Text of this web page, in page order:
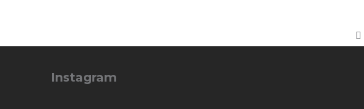
Instagram